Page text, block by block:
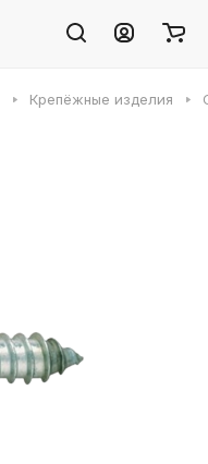
Крепёжные изделия